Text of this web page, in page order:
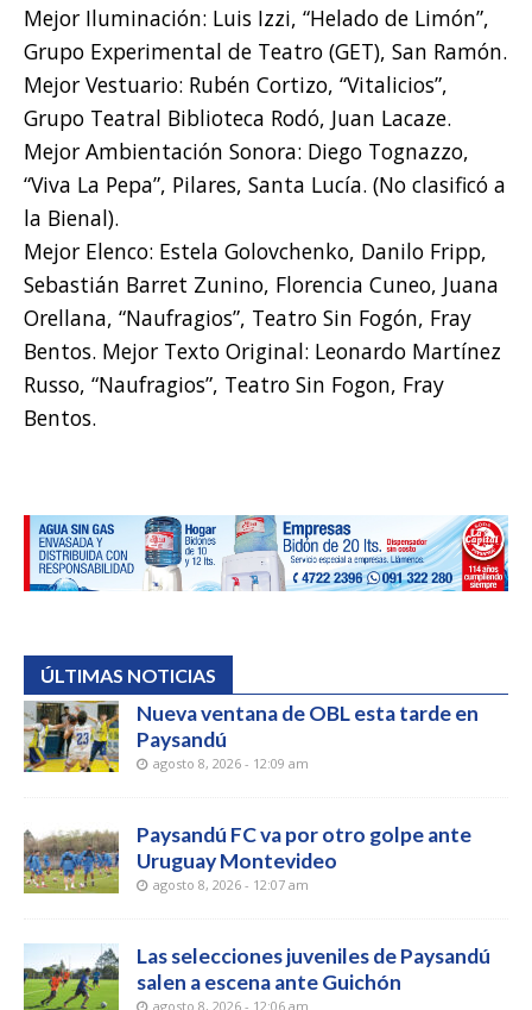
Mejor Iluminación: Luis Izzi, “Helado de Limón”,
Grupo Experimental de Teatro (GET), San Ramón.
Mejor Vestuario: Rubén Cortizo, “Vitalicios”,
Grupo Teatral Biblioteca Rodó, Juan Lacaze.
Mejor Ambientación Sonora: Diego Tognazzo,
“Viva La Pepa”, Pilares, Santa Lucía. (No clasificó a
la Bienal).
Mejor Elenco: Estela Golovchenko, Danilo Fripp,
Sebastián Barret Zunino, Florencia Cuneo, Juana
Orellana, “Naufragios”, Teatro Sin Fogón, Fray
Bentos. Mejor Texto Original: Leonardo Martínez
Russo, “Naufragios”, Teatro Sin Fogon, Fray
Bentos.
ÚLTIMAS NOTICIAS
Nueva ventana de OBL esta tarde en
Paysandú
agosto 8, 2026 - 12:09 am
Paysandú FC va por otro golpe ante
Uruguay Montevideo
agosto 8, 2026 - 12:07 am
Las selecciones juveniles de Paysandú
salen a escena ante Guichón
agosto 8, 2026 - 12:06 am